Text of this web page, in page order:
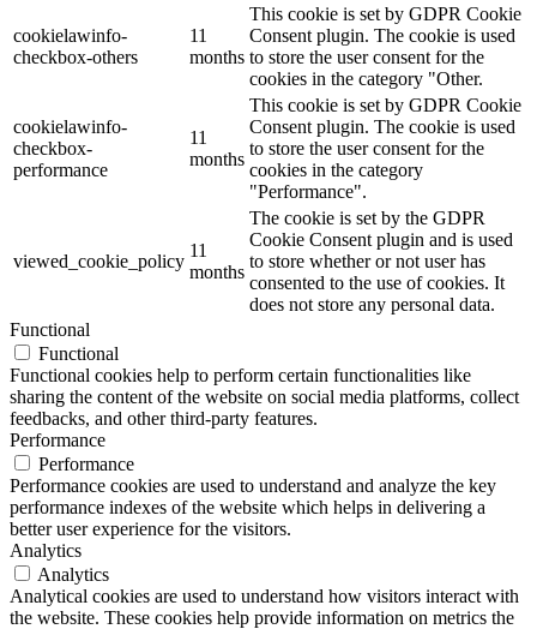
cookielawinfo-
checkbox-others
11
months
This cookie is set by GDPR Cookie
Consent plugin. The cookie is used
to store the user consent for the
cookies in the category "Other.
cookielawinfo-
checkbox-
performance
11
months
This cookie is set by GDPR Cookie
Consent plugin. The cookie is used
to store the user consent for the
cookies in the category
"Performance".
viewed_cookie_policy
11
months
The cookie is set by the GDPR
Cookie Consent plugin and is used
to store whether or not user has
consented to the use of cookies. It
does not store any personal data.
Functional
Functional
Functional cookies help to perform certain functionalities like
sharing the content of the website on social media platforms, collect
feedbacks, and other third-party features.
Performance
Performance
Performance cookies are used to understand and analyze the key
performance indexes of the website which helps in delivering a
better user experience for the visitors.
Analytics
Analytics
Analytical cookies are used to understand how visitors interact with
the website. These cookies help provide information on metrics the